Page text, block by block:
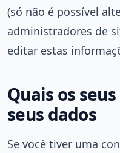
(só não é possível
administradores de
editar estas
Quais os
seus dados
Se você tiver uma